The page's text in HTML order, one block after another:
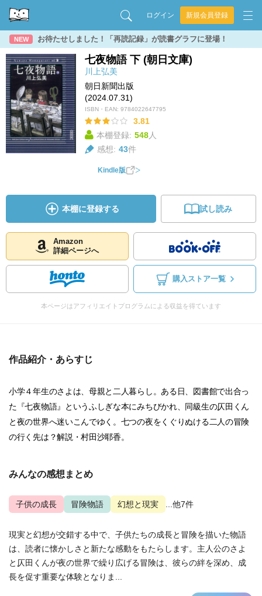
ログイン 新規会員登録
NEW お待たせしました！「再読記録」が読書グラフに登場！
七夜物語 下 (朝日文庫)
川上弘美
朝日新聞出版
(2024.07.31)
ISBN・EAN: 9784022647795
3.81
本棚登録: 548人
感想: 43件
Kindle版
本棚に登録する 試し読み
Amazon
詳細ページへ
購入ストア一覧
本ページはアフィリエイトプログラムによる収益を得ています
作品紹介・あらすじ
小学４年生のさよは、母親と二人暮らし。ある日、図書館で出合っ
た『七夜物語』というふしぎな本にみちびかれ、同級生の仄田くん
と夜の世界へ迷いこんでゆく。七つの夜をくぐりぬける二人の冒険
の行く先は？解説・村田沙耶香。
みんなの感想まとめ
子供の成長 冒険物語 幻想と現実 ...他7件
現実と幻想が交錯する中で、子供たちの成長と冒険を描いた物語
は、読者に懐かしさと新たな感動をもたらします。主人公のさよ
と仄田くんが夜の世界で繰り広げる冒険は、彼らの絆を深め、成
長を促す重要な体験となりま...